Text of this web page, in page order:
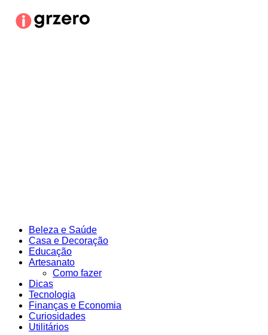
para
Beleza e Saúde
Casa e Decoração
Educação
Artesanato
Como fazer
Dicas
Tecnologia
Finanças e Economia
Curiosidades
Utilitários